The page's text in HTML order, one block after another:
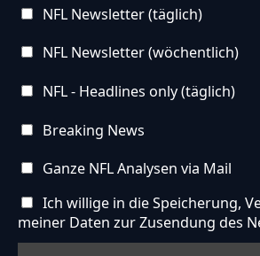
NFL Newsletter (täglich)
NFL Newsletter (wöchentlich)
NFL - Headlines only (täglich)
Breaking News
Ganze NFL Analysen via Mail
Ich willige in die Speicherung,
meiner Daten zur Zusendung des